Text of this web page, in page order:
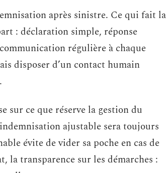
après sinistre. Ce qui fait la
: déclaration simple, réponse
régulière à chaque
disposer d’un contact humain
sur ce que réserve la gestion du
ajustable sera toujours
évite de vider sa poche en cas de
la transparence sur les démarches :